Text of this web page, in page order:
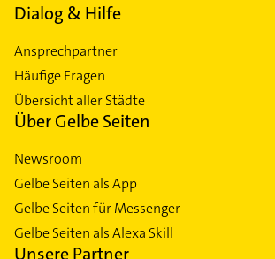
Dialog & Hilfe
Ansprechpartner
Häufige Fragen
Übersicht aller Städte
Über Gelbe Seiten
Newsroom
Gelbe Seiten als App
Gelbe Seiten für Messenger
Gelbe Seiten als Alexa Skill
Unsere Partner